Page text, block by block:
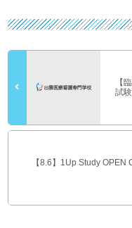
【
試
【8.6】1Up Study OPEN